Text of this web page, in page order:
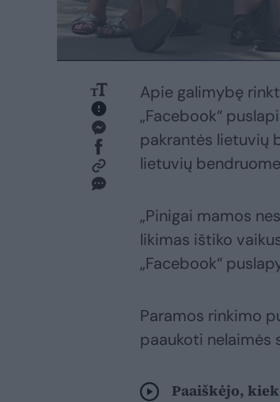
Apie galimybę
„Facebook“
pakrantės lietuvių
lietuvių
„Pinigai mamos
likimas ištiko
„Facebook“
Paramos rinkimo
paaukoti nelaimės
Paaiškėjo,